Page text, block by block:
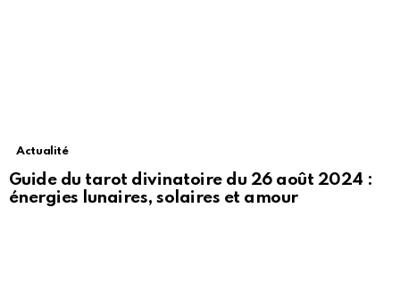
Actualité
Guide du tarot divinatoire du 26 août 2024 :
énergies lunaires, solaires et amour